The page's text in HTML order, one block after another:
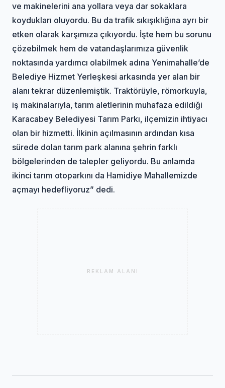
ve makinelerini ana yollara veya dar sokaklara
koydukları oluyordu. Bu da trafik sıkışıklığına ayrı bir
etken olarak karşımıza çıkıyordu. İşte hem bu sorunu
çözebilmek hem de vatandaşlarımıza güvenlik
noktasında yardımcı olabilmek adına Yenimahalle’de
Belediye Hizmet Yerleşkesi arkasında yer alan bir
alanı tekrar düzenlemiştik. Traktörüyle, römorkuyla,
iş makinalarıyla, tarım aletlerinin muhafaza edildiği
Karacabey Belediyesi Tarım Parkı, ilçemizin ihtiyacı
olan bir hizmetti. İlkinin açılmasının ardından kısa
sürede dolan tarım park alanına şehrin farklı
bölgelerinden de talepler geliyordu. Bu anlamda
ikinci tarım otoparkını da Hamidiye Mahallemizde
açmayı hedefliyoruz” dedi.
REKLAM ALANI